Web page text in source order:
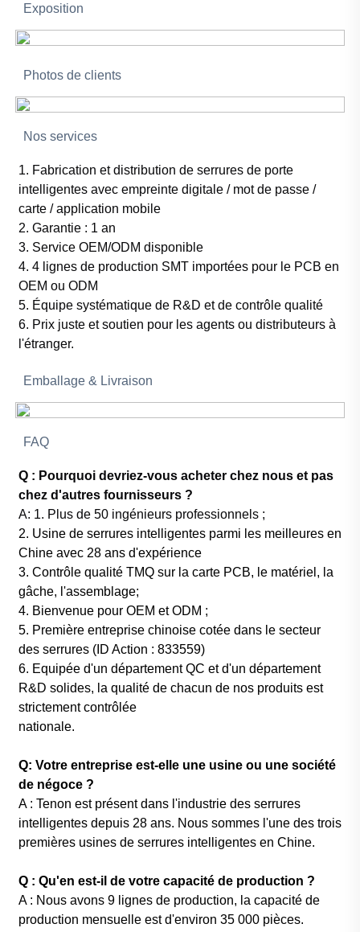
Exposition
Photos de clients
Nos services
1. Fabrication et distribution de serrures de porte
intelligentes avec empreinte digitale / mot de passe /
carte / application mobile
2. Garantie : 1 an
3. Service OEM/ODM disponible
4. 4 lignes de production SMT importées pour le PCB en
OEM ou ODM
5. Équipe systématique de R&D et de contrôle qualité
6. Prix juste et soutien pour les agents ou distributeurs à
l'étranger.
Emballage & Livraison
FAQ
Q : Pourquoi devriez-vous acheter chez nous et pas
chez d'autres fournisseurs ?
A: 1. Plus de 50 ingénieurs professionnels ;
2. Usine de serrures intelligentes parmi les meilleures en
Chine avec 28 ans d'expérience
3. Contrôle qualité TMQ sur la carte PCB, le matériel, la
gâche, l'assemblage;
4. Bienvenue pour OEM et ODM ;
5. Première entreprise chinoise cotée dans le secteur
des serrures (ID Action : 833559)
6. Equipée d'un département QC et d'un département
R&D solides, la qualité de chacun de nos produits est
strictement contrôlée
nationale.
Q: Votre entreprise est-elle une usine ou une société
de négoce ?
A : Tenon est présent dans l'industrie des serrures
intelligentes depuis 28 ans. Nous sommes l'une des trois
premières usines de serrures intelligentes en Chine.
Q : Qu'en est-il de votre capacité de production ?
A : Nous avons 9 lignes de production, la capacité de
production mensuelle est d'environ 35 000 pièces.